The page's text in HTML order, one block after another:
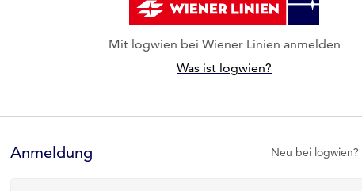
Mit logwien bei Wiener Linien anmelden
Was ist logwien?
Formular
Anmeldung Neu bei logwien?